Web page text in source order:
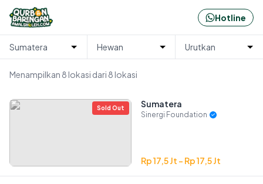
#BerkahQurban
Hotline
Menampilkan 8 lokasi dari 8 lokasi
Sold Out Sumatera
Sinergi Foundation
Rp 17,5 Jt - Rp 17,5 Jt
Qurban Sinergi Foundation - Sumatera